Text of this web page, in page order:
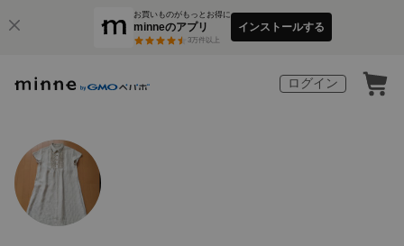
お買いものがもっとお得に
minneのアプリ
3万件以上
インストールする
ログイン